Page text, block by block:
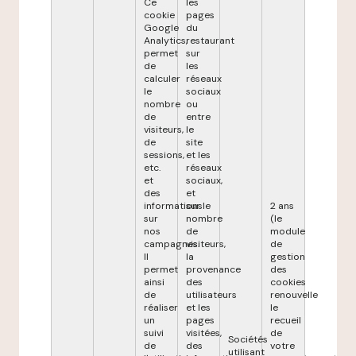
cookie
Google
Analytics,
permet
de
calculer
le
nombre
de
visiteurs,
de
sessions,
etc.
et
des
informations
sur
nos
campagnes.
Il
permet
ainsi
de
réaliser
un
suivi
de
pages
du
restaurant
sur
les
réseaux
sociaux
ou
entre
le
site
et les
réseaux
sociaux,
et
sur le
nombre
de
visiteurs,
la
provenance
des
utilisateurs
et les
pages
visitées,
des
Sociétés
utilisant
2 ans
(le
module
de
gestion
des
cookies
renouvelle
le
recueil
de
votre